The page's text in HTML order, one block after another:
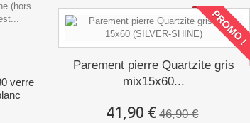
(hors
verre
PROMO !
Parement pierre Quartzite gris
mix15x60...
41,90 € 46,90 €